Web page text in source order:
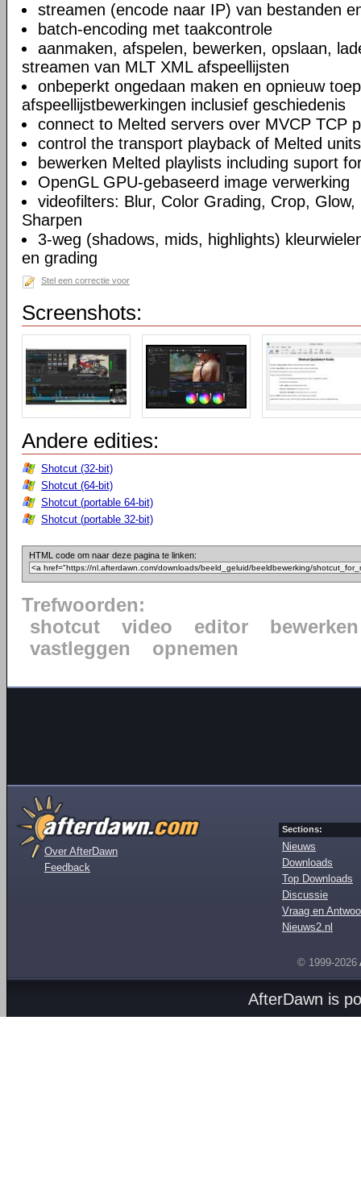
streamen (encode naar IP) van bestanden
batch-encoding met taakcontrole
aanmaken, afspelen, bewerken, opslaan,
streamen van MLT XML afspeellijsten
onbeperkt ongedaan maken en opnieuw
afspeellijstbewerkingen inclusief geschiedenis
connect to Melted servers over MVCP TCP
control the transport playback of Melted units
bewerken Melted playlists including suport
OpenGL GPU-gebaseerd image verwerking
videofilters: Blur, Color Grading, Crop,
Sharpen
3-weg (shadows, mids, highlights)
en grading
Stel een correctie voor
Screenshots:
Andere edities:
Shotcut (32-bit)
Shotcut (64-bit)
Shotcut (portable 64-bit)
Shotcut (portable 32-bit)
HTML code om naar deze pagina te linken:
Trefwoorden:
shotcut
video editor
bewerken
vastleggen
opnemen
Over AfterDawn
Feedback
Sections:
Nieuws
Downloads
Top Downloads
Discussie
Vraag en
Nieuws2.nl
© 1999-2026
AfterDawn is